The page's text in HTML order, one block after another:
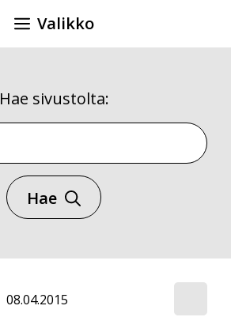
Valikko
Hae sivustolta:
Hae sivustolta
Hae
08.04.2015